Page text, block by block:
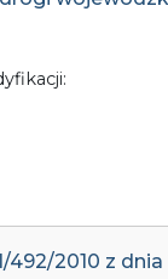
492/2010 z